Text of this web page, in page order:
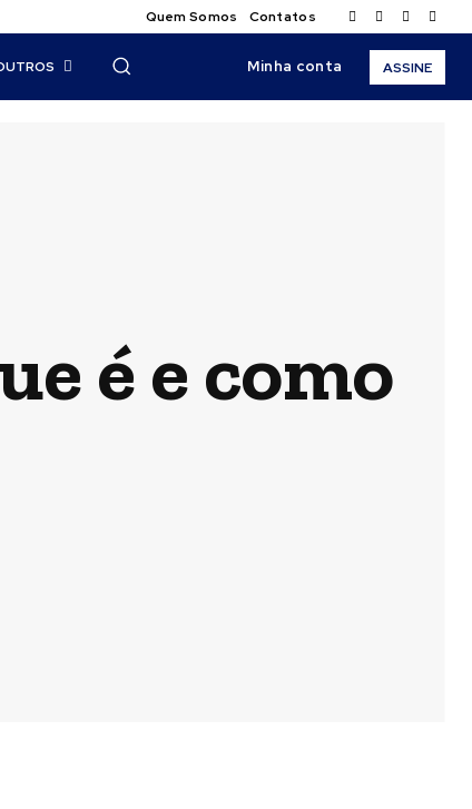
Quem Somos Contatos
Minha conta ASSINE
é e como